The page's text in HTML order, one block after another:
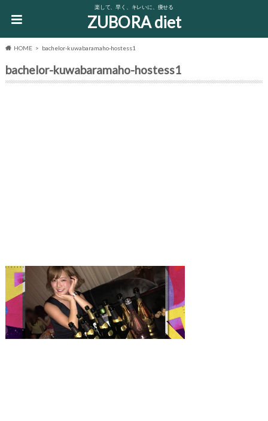
楽して、早く、キレいに、痩せる
ZUBORA diet
HOME bachelor-kuwabaramaho-hostess1
bachelor-kuwabaramaho-hostess1